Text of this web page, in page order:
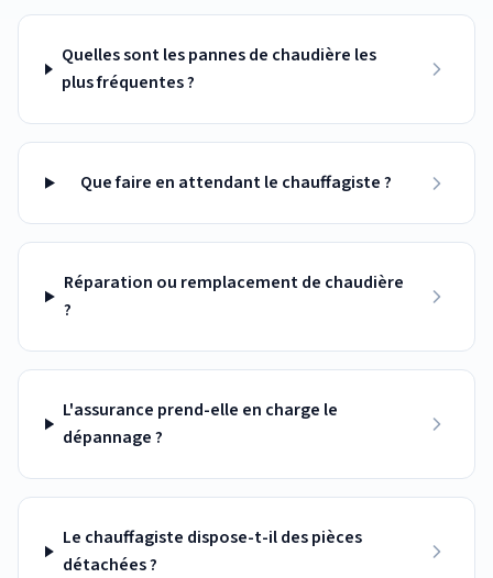
Quelles sont les pannes de chaudière les
plus fréquentes ?
Que faire en attendant le chauffagiste ?
Réparation ou remplacement de chaudière
?
L'assurance prend-elle en charge le
dépannage ?
Le chauffagiste dispose-t-il des pièces
détachées ?